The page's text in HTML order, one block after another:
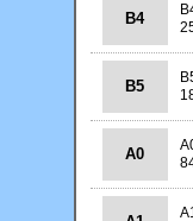
B4
B5
A0